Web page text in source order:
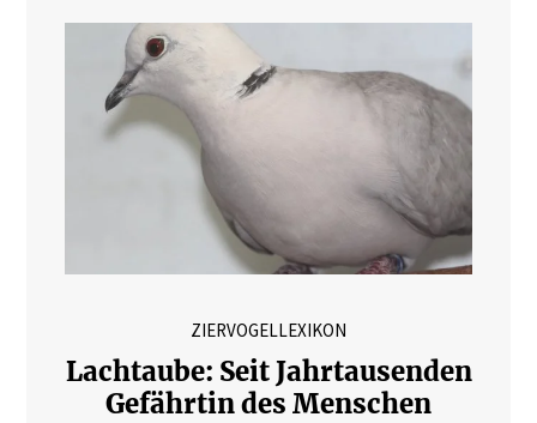
ZIERVOGELLEXIKON
Lachtaube: Seit Jahrtausenden
Gefährtin des Menschen